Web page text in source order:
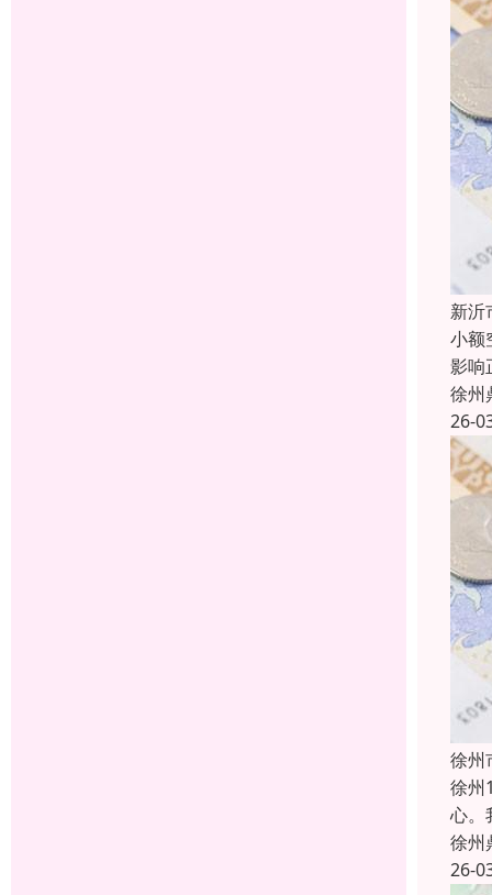
新沂
小额
影响
徐州
26-
徐州
徐州
心。
徐州
26-